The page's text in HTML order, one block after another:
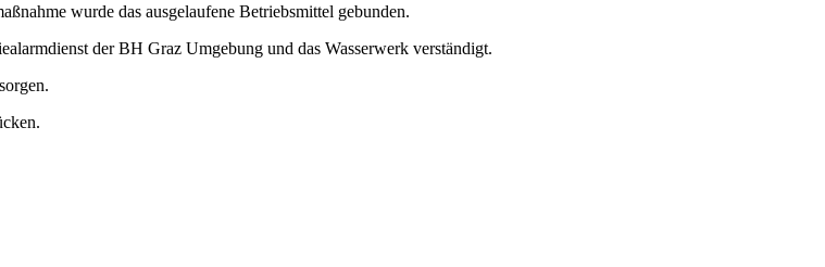
wurde das ausgelaufene Betriebsmittel gebunden.
der BH Graz Umgebung und das Wasserwerk verständigt.